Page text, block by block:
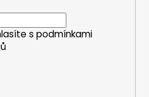
s podmínkami